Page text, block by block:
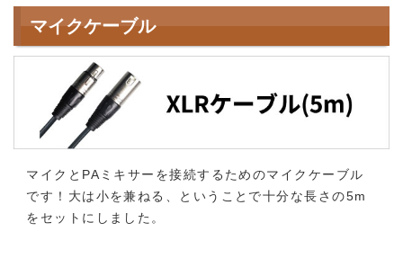
マイクケーブル
マイクとPAミキサーを接続するためのマイクケーブル
です！大は小を兼ねる、ということで十分な長さの5m
をセットにしました。